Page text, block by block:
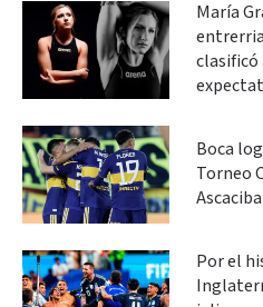
María
clasificó
Boca
Torneo
Por el